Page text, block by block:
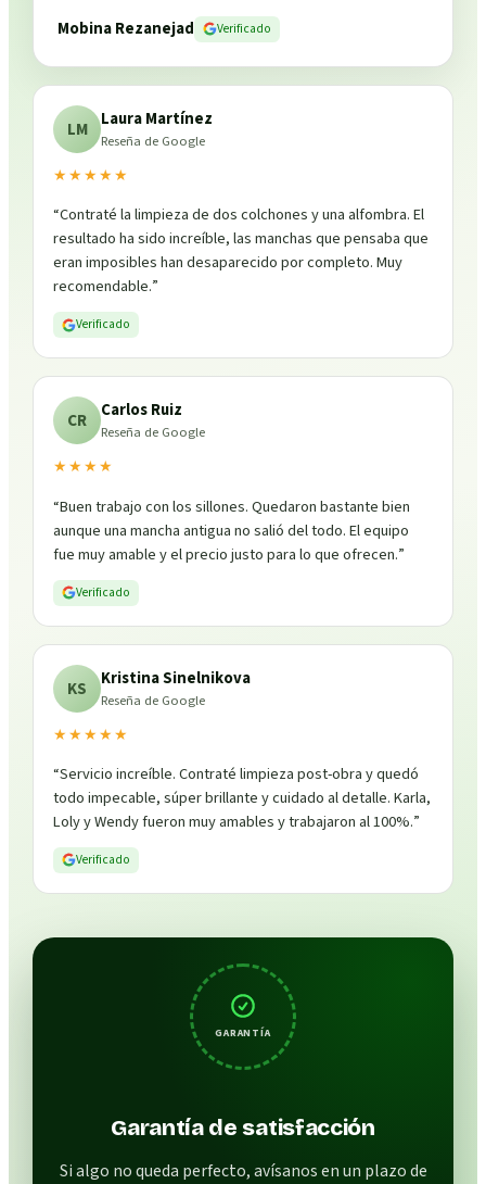
Mobina Rezanejad
Verificado
LM Laura Martínez
Reseña de Google
★★★★★
“Contraté la limpieza de dos colchones y una alfombra. El
resultado ha sido increíble, las manchas que pensaba que
eran imposibles han desaparecido por completo. Muy
recomendable.”
Verificado
CR Carlos Ruiz
Reseña de Google
★★★★
“Buen trabajo con los sillones. Quedaron bastante bien
aunque una mancha antigua no salió del todo. El equipo
fue muy amable y el precio justo para lo que ofrecen.”
Verificado
KS Kristina Sinelnikova
Reseña de Google
★★★★★
“Servicio increíble. Contraté limpieza post-obra y quedó
todo impecable, súper brillante y cuidado al detalle. Karla,
Loly y Wendy fueron muy amables y trabajaron al 100%.”
Verificado
GARANTÍA
Garantía de satisfacción
Si algo no queda perfecto, avísanos en un plazo de